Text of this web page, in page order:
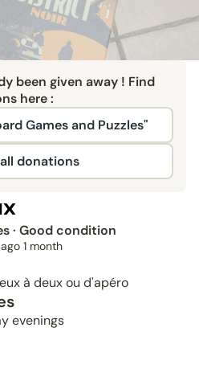
been given away ! Find
here :
Games and Puzzles"
donations
· Good condition
1 month
à deux ou d'apéro
evenings